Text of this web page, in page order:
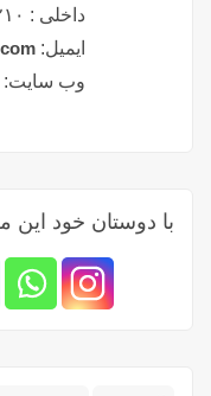
داخلی : ۲۱۰ را شماره
ایمیل:
وب سایت:
با دوستان خود این